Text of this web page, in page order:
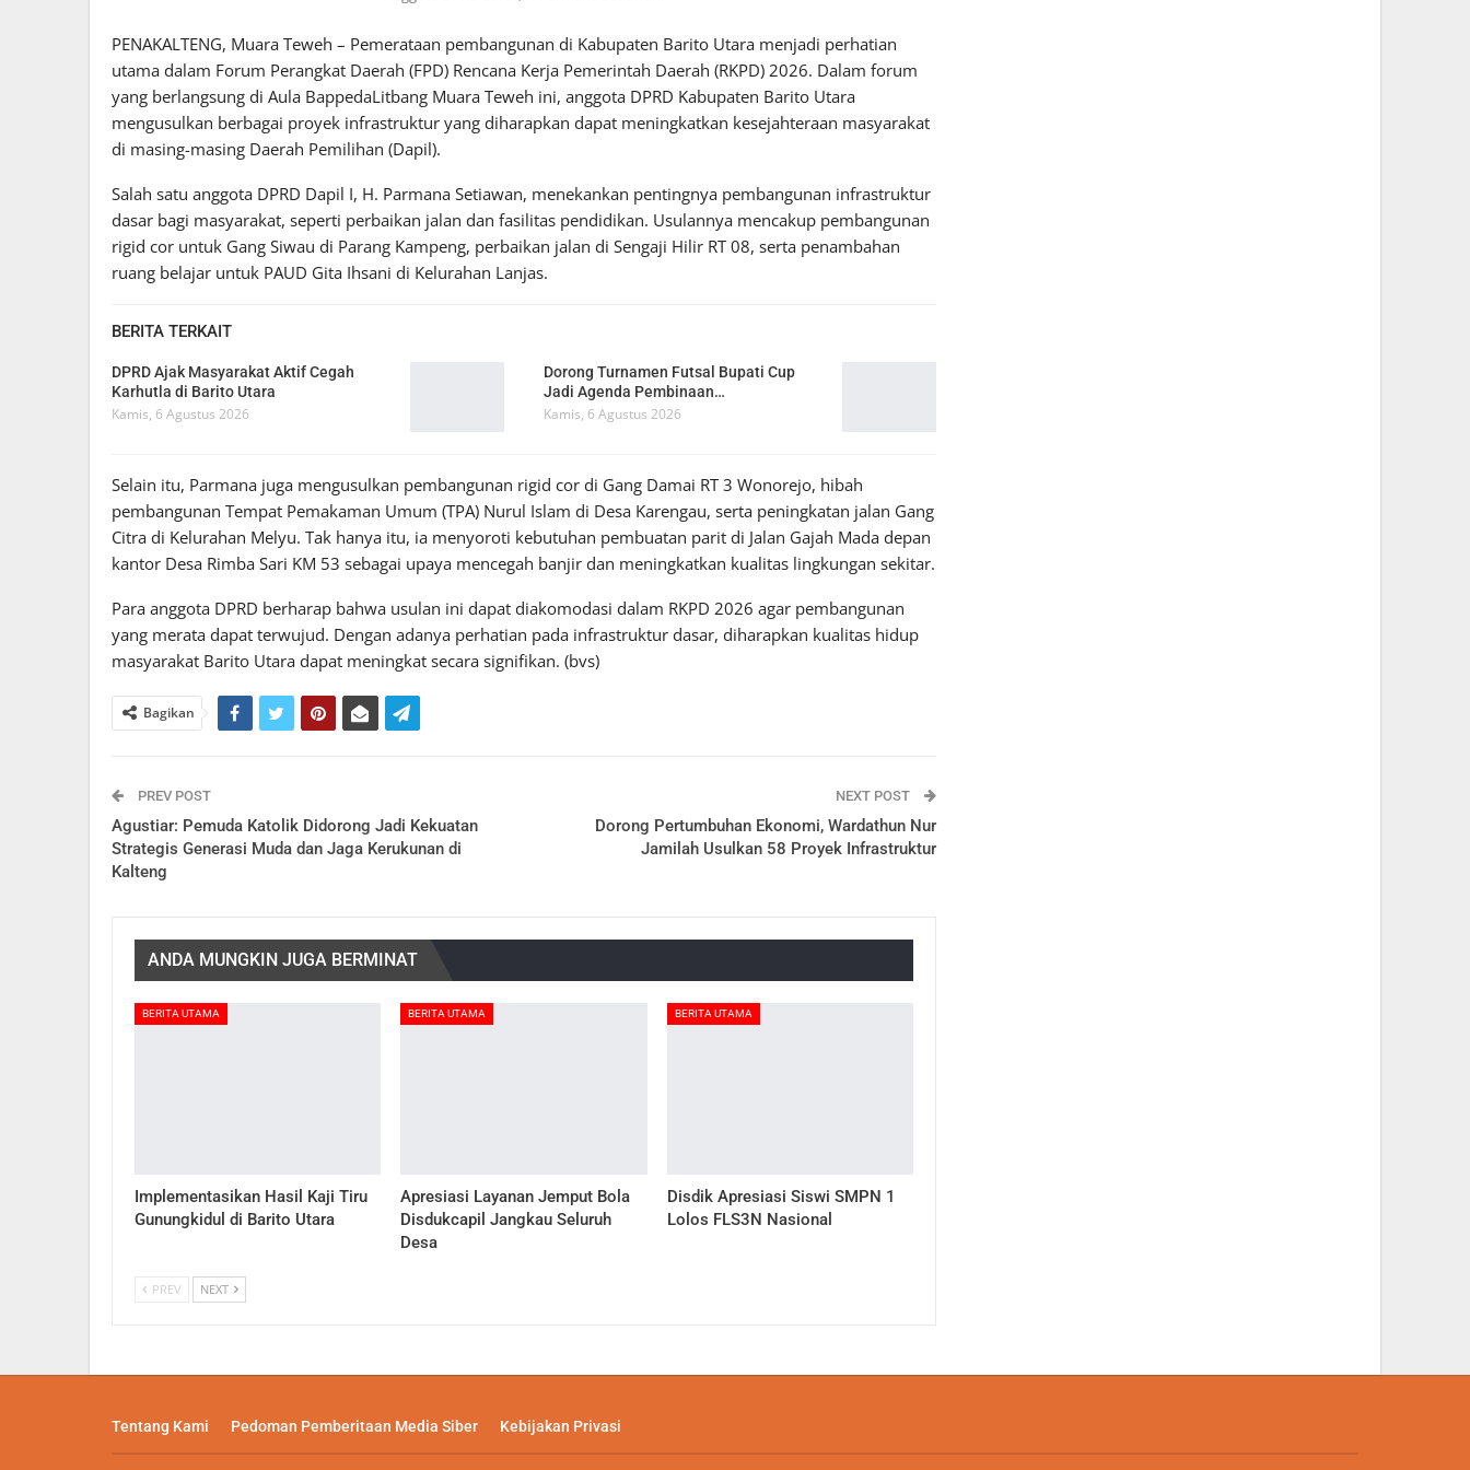
PENAKALTENG, Muara Teweh – Pemerataan pembangunan di Kabupaten Barito Utara menjadi perhatian
utama dalam Forum Perangkat Daerah (FPD) Rencana Kerja Pemerintah Daerah (RKPD) 2026. Dalam forum
yang berlangsung di Aula BappedaLitbang Muara Teweh ini, anggota DPRD Kabupaten Barito Utara
mengusulkan berbagai proyek infrastruktur yang diharapkan dapat meningkatkan kesejahteraan masyarakat
di masing-masing Daerah Pemilihan (Dapil).
Salah satu anggota DPRD Dapil I, H. Parmana Setiawan, menekankan pentingnya pembangunan infrastruktur
dasar bagi masyarakat, seperti perbaikan jalan dan fasilitas pendidikan. Usulannya mencakup pembangunan
rigid cor untuk Gang Siwau di Parang Kampeng, perbaikan jalan di Sengaji Hilir RT 08, serta penambahan
ruang belajar untuk PAUD Gita Ihsani di Kelurahan Lanjas.
BERITA TERKAIT
DPRD Ajak Masyarakat Aktif Cegah
Karhutla di Barito Utara
Kamis, 6 Agustus 2026
Dorong Turnamen Futsal Bupati Cup
Jadi Agenda Pembinaan…
Kamis, 6 Agustus 2026
Selain itu, Parmana juga mengusulkan pembangunan rigid cor di Gang Damai RT 3 Wonorejo, hibah
pembangunan Tempat Pemakaman Umum (TPA) Nurul Islam di Desa Karengau, serta peningkatan jalan Gang
Citra di Kelurahan Melyu. Tak hanya itu, ia menyoroti kebutuhan pembuatan parit di Jalan Gajah Mada depan
kantor Desa Rimba Sari KM 53 sebagai upaya mencegah banjir dan meningkatkan kualitas lingkungan sekitar.
Para anggota DPRD berharap bahwa usulan ini dapat diakomodasi dalam RKPD 2026 agar pembangunan
yang merata dapat terwujud. Dengan adanya perhatian pada infrastruktur dasar, diharapkan kualitas hidup
masyarakat Barito Utara dapat meningkat secara signifikan. (bvs)
Bagikan
PREV POST
Agustiar: Pemuda Katolik Didorong Jadi Kekuatan
Strategis Generasi Muda dan Jaga Kerukunan di
Kalteng
NEXT POST
Dorong Pertumbuhan Ekonomi, Wardathun Nur
Jamilah Usulkan 58 Proyek Infrastruktur
ANDA MUNGKIN JUGA BERMINAT
BERITA UTAMA
Implementasikan Hasil Kaji Tiru
Gunungkidul di Barito Utara
BERITA UTAMA
Apresiasi Layanan Jemput Bola
Disdukcapil Jangkau Seluruh
Desa
BERITA UTAMA
Disdik Apresiasi Siswi SMPN 1
Lolos FLS3N Nasional
PREV NEXT
Tentang Kami Pedoman Pemberitaan Media Siber Kebijakan Privasi